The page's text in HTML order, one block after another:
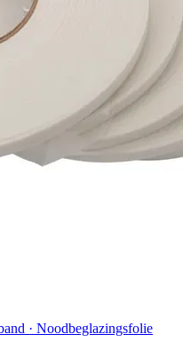
· Noodbeglazingsfolie